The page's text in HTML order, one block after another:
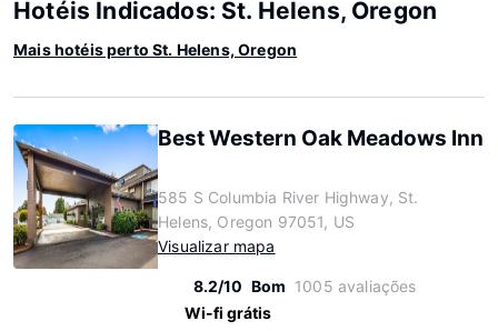
Hotéis Indicados: St. Helens, Oregon
Mais hotéis perto St. Helens, Oregon
Best Western Oak Meadows Inn
585 S Columbia River Highway, St.
Helens, Oregon 97051, US
Visualizar mapa
8.2/10 Bom 1005 avaliações
Wi-fi grátis